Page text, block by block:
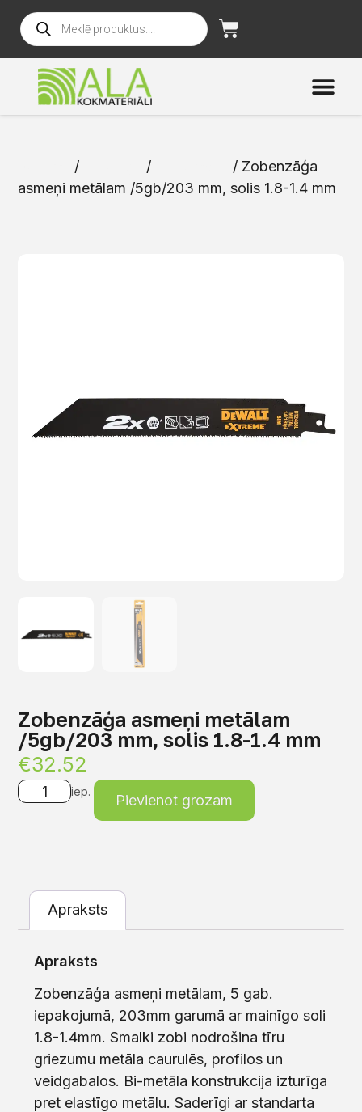
/ /
/ Zobenzāģa
asmeņi metālam /5gb/203 mm, solis 1.8-1.4 mm
Zobenzāģa asmeņi metālam
/5gb/203 mm, solis 1.8-1.4 mm
€32.52
iep.
Pievienot grozam
Apraksts
Apraksts
Zobenzāģa asmeņi metālam, 5 gab.
iepakojumā, 203mm garumā ar mainīgo soli
1.8-1.4mm. Smalki zobi nodrošina tīru
griezumu metāla caurulēs, profilos un
veidgabalos. Bi-metāla konstrukcija izturīga
pret elastīgo metālu. Saderīgi ar standarta